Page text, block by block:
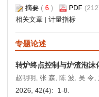
摘要 ( 6 ) PDF
相关文章 | 计量指标
专题论述
转炉终点控制与炉渣泡沫
赵明明, 张 森, 陈 波, 吴 令,
2026, 42(4): 1-8.